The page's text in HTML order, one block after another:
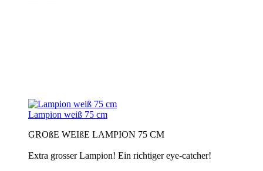
Lampion weiß 75 cm
GROßE WEIßE LAMPION 75 CM
Extra grosser Lampion! Ein richtiger eye-catcher!